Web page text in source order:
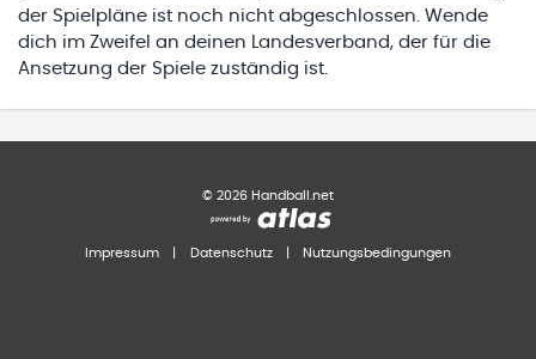
der Spielpläne ist noch nicht abgeschlossen. Wende
dich im Zweifel an deinen Landesverband, der für die
Ansetzung der Spiele zuständig ist.
© 2026 Handball.net
Impressum Datenschutz Nutzungsbedingungen